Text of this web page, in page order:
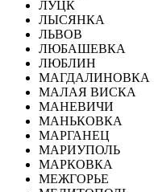
ЛУЦК
ЛЫСЯНКА
ЛЬВОВ
ЛЮБАШЕВКА
ЛЮБЛИН
МАГДАЛИНОВКА
МАЛАЯ ВИСКА
МАНЕВИЧИ
МАНЬКОВКА
МАРГАНЕЦ
МАРИУПОЛЬ
МАРКОВКА
МЕЖГОРЬЕ